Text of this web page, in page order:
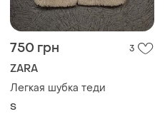
750 грн 3
ZARA
Легкая шубка теди
S